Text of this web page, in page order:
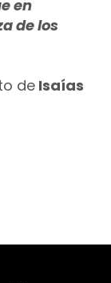
en
de los
de Isaías